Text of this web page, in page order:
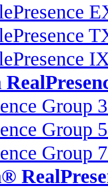
Group
Group
Group